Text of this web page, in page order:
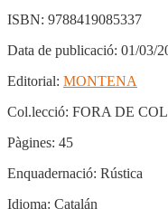
ISBN: 9788419085337
Data de publicació: 01/03/
Editorial: MONTENA
Col.lecció: FORA DE
Pàgines: 45
Enquadernació: Rústica
Idioma: Catalán